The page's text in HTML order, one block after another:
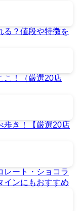
る？値段や特徴を
こ！（厳選20店
歩き！【厳選20店
レート・ショコラ
インにもおすすめ